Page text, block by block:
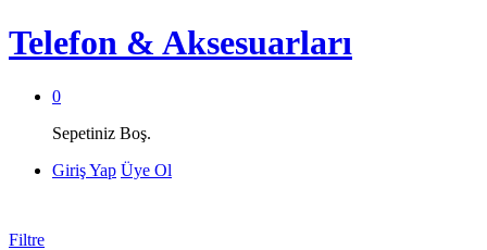
Telefon & Aksesuarları
0
Sepetiniz Boş.
Giriş Yap Üye Ol
Filtre